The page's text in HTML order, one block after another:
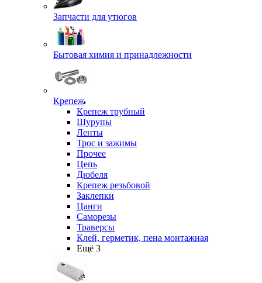
Запчасти для утюгов
Бытовая химия и принадлежности
Крепеж
Крепеж трубный
Шурупы
Ленты
Трос и зажимы
Прочее
Цепь
Дюбеля
Крепеж резьбовой
Заклепки
Цанги
Саморезы
Траверсы
Клей, герметик, пена монтажная
Ещё 3